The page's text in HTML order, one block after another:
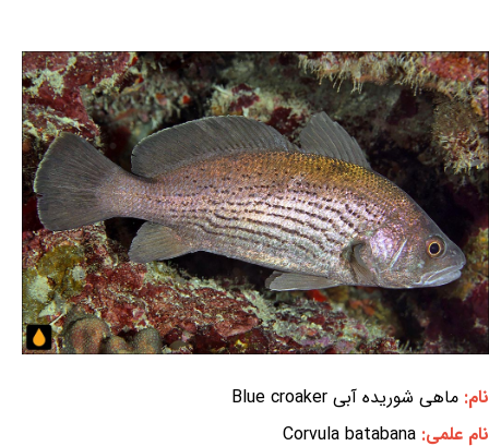
نام: ماهی شوریده آبی Blue croaker
نام علمی: Corvula batabana